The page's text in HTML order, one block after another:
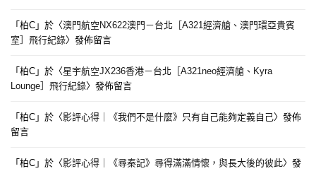
「柏C 」於〈澳門航空NX622澳門－台北［A321經濟艙、澳門環亞貴賓
室］飛行紀錄〉發佈留言
「柏C 」於〈星宇航空JX236香港－台北［A321neo經濟艙、Kyra
Lounge］飛行紀錄〉發佈留言
「柏C 」於〈影評心得｜《我們不是什麼》只有自己能夠定義自己〉發佈
留言
「柏C 」於〈影評心得｜《尋秦記》尋得滿滿情懷，與長大後的彼此〉發